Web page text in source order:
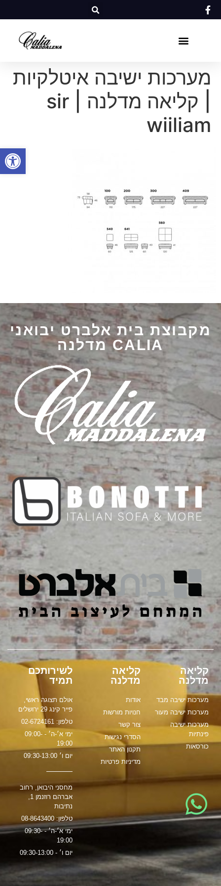
פתח
מערכות ישיבה איטלקיות
| קליאה מדלנה | sir
wiiliam
מקבוצת בית אלברט יבואני
CALIA מדלנה
קליאה
מדלנה
מערכות ישיבה מבד
מערכות ישיבה מעור
מערכות ישיבה
פינתיות
כורסאות
קליאה
מדלנה
אודות
חנויות מורשות
צור קשר
הסדרי נגישות
תקנון האתר
מדיניות פרטיות
לשירותכם
תמיד
אולם תצוגה ראשי,
פייר קינג 29 ירושלים
טלפון: 02-6724161
ימי א׳-ה׳ - 09:00-
19:00
יום ו׳ 09:30-13:00
מחסני היבואן, רחוב
נתיבות
טלפון: 08-8643400
ימי א׳-ה׳ - 09:30-
19:00
יום ו׳ - 09:30-13:00